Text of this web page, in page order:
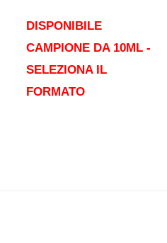
DISPONIBILE
CAMPIONE DA 10ML -
SELEZIONA IL
FORMATO